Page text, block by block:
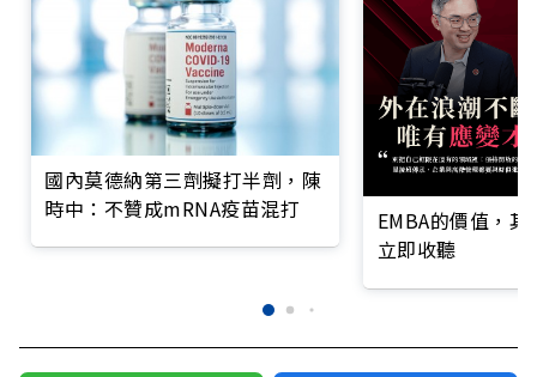
國內莫德納第三劑擬打半劑，陳
時中：不贊成mRNA疫苗混打
EMBA的價值，
立即收聽